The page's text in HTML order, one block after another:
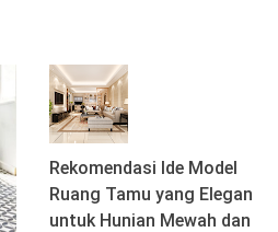
Rekomendasi Ide Model
Ruang Tamu yang Elegan
untuk Hunian Mewah dan